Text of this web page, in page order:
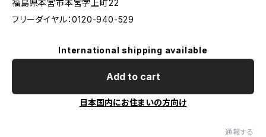
福島県本宮市本宮字上町22
フリーダイヤル：0120-940-529
International shipping available
Add to cart
日本国内にお住まいの方向け
通報する